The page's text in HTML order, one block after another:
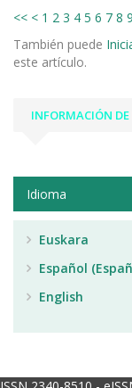
<< < 1 2 3 4 5 6 7 8 9
También puede
este artículo.
INFORMACIÓN
Idioma
Euskara
Español
English